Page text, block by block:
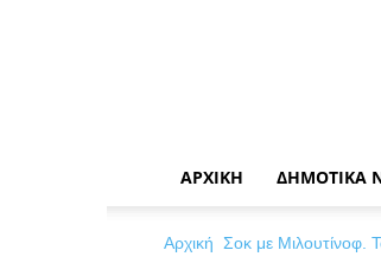
ενημέρωση
ΑΡΧΙΚΉ ΔΗΜΟΤΙΚΆ
Αρχική Σοκ με Μιλουτίνοφ.